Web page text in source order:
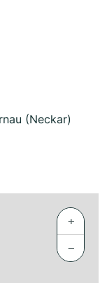
(Neckar)
+
−